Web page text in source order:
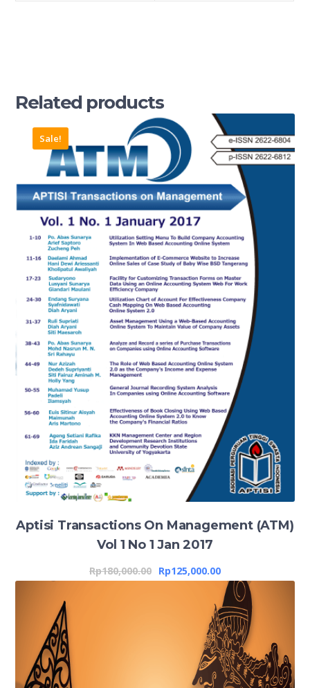
Related products
Sale!
Aptisi Transactions On Management (ATM)
Vol 1 No 1 Jan 2017
Rp180,000.00 Rp125,000.00